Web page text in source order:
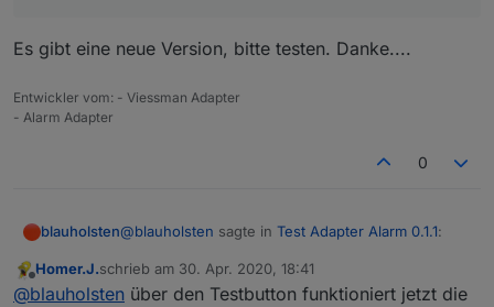
Es gibt eine neue Version, bitte testen. Danke....
Entwickler vom: - Viessman Adapter
- Alarm Adapter
0
blauholsten@blauholsten sagte in Test Adapter Alarm 0.1.1:
@Homer-J
Offline
Homer.J.schrieb am 30. Apr. 2020, 18:41
zuletzt editiert von
@blauholsten über den Testbutton funktioniert jetzt die